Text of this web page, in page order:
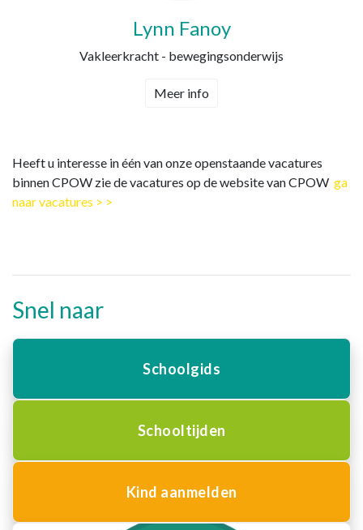
Lynn Fanoy
Vakleerkracht - bewegingsonderwijs
Meer info
Heeft u interesse in één van onze openstaande vacatures
binnen CPOW zie de vacatures op de website van CPOW ga
naar vacatures > >
Snel naar
Schoolgids
Schooltijden
Kind aanmelden